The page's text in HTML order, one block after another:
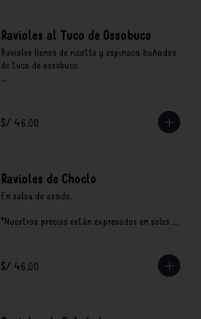
Ravioles al Tuco de Ossobuco
Ravioles llenos de ricotta y espinaca bañados
de tuco de ossobuco.
consumo.
S/ 46.00
Ravioles de Choclo
En salsa de asado.
*Nuestros precios están expresados en soles e
S/ 46.00